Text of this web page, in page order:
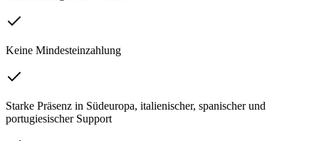
Keine Mindesteinzahlung
Starke Präsenz in Südeuropa, italienischer, spanischer und
portugiesischer Support